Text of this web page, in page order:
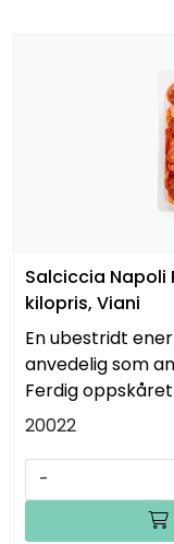
Salciccia Napoli
kilopris, Viani
En ubestridt
anvedelig som
Ferdig
20022
-